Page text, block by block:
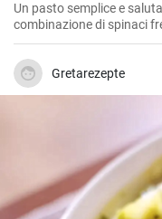
Un pasto semplice e
combinazione di spinaci
semplicemente incredibile.
Gretarezepte